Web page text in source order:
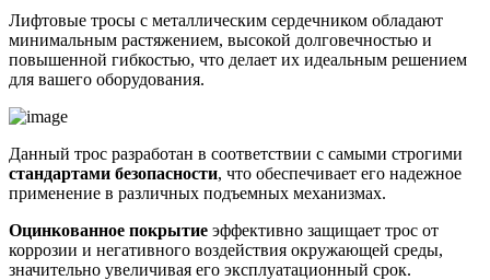
Лифтовые тросы с металлическим сердечником обладают
минимальным растяжением, высокой долговечностью и
повышенной гибкостью, что делает их идеальным решением
для вашего оборудования.
Данный трос разработан в соответствии с самыми строгими
стандартами безопасности, что обеспечивает его надежное
применение в различных подъемных механизмах.
Оцинкованное покрытие эффективно защищает трос от
коррозии и негативного воздействия окружающей среды,
значительно увеличивая его эксплуатационный срок.